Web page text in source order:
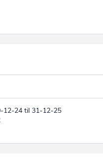
12-24 til 31-12-25